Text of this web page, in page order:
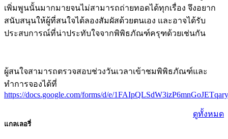
เพิ่มพูนนั้นมากมายจนไม่สามารถถ่ายทอดได้ทุกเรื่อง จึงอยาก
สนับสนุนให้ผู้ที่สนใจได้ลองสัมผัสด้วยตนเอง และอาจได้รับ
ประสบการณ์ที่น่าประทับใจจากพิพิธภัณฑ์ครุฑด้วยเช่นกัน
ผู้สนใจสามารถตรวจสอบช่วงวันเวลาเข้าชมพิพิธภัณฑ์และ
ทำการจองได้ที่
https://docs.google.com/forms/d/e/
แกลเลอรี่
ดูทั้งหมด